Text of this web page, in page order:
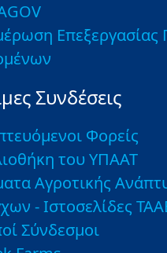
Συνδέσεις
Φορείς
του ΥΠΑΑΤ
Αγροτικής
- Ιστοσελίδες
Σύνδεσμοι